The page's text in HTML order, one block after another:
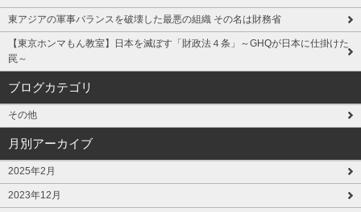
東アジアの軍事バランスを破壊した最悪の組織 その名は財務省
【東京ホンマもん教室】日本を滅ぼす「財政法４条」～GHQが日本に仕掛けた
罠～
ブログカテゴリ
その他
月別アーカイブ
2025年2月
2023年12月